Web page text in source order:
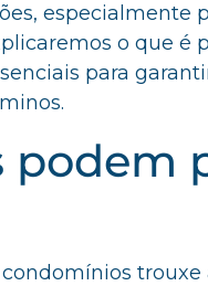
especialmente
o que é
para
podem
trouxe